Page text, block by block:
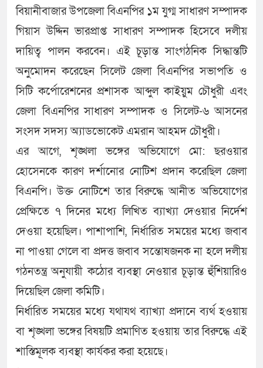
বিয়ানীবাজার উপজেলা বিএনপির ১ম যুগ্ম সাধারণ সম্পাদক
গিয়াস উদ্দিন ভারপ্রাপ্ত সাধারণ সম্পাদক হিসেবে দলীয়
দায়িত্ব পালন করবেন। এই চূড়ান্ত সাংগঠনিক সিদ্ধান্তটি
অনুমোদন করেছেন সিলেট জেলা বিএনপির সভাপতি ও
সিটি কর্পোরেশনের প্রশাসক আব্দুল কাইয়ুম চৌধুরী এবং
জেলা বিএনপির সাধারণ সম্পাদক ও সিলেট-৬ আসনের
সংসদ সদস্য অ্যাডভোকেট এমরান আহমদ চৌধুরী।
এর আগে, শৃঙ্খলা ভঙ্গের অভিযোগে মো: ছরওয়ার
হোসেনকে কারণ দর্শানোর নোটিশ প্রদান করেছিল জেলা
বিএনপি। উক্ত নোটিশে তার বিরুদ্ধে আনীত অভিযোগের
প্রেক্ষিতে ৭ দিনের মধ্যে লিখিত ব্যাখ্যা দেওয়ার নির্দেশ
দেওয়া হয়েছিল। পাশাপাশি, নির্ধারিত সময়ের মধ্যে জবাব
না পাওয়া গেলে বা প্রদত্ত জবাব সন্তোষজনক না হলে দলীয়
গঠনতন্ত্র অনুযায়ী কঠোর ব্যবস্থা নেওয়ার চূড়ান্ত হুঁশিয়ারিও
দিয়েছিল জেলা কমিটি।
নির্ধারিত সময়ের মধ্যে যথাযথ ব্যাখ্যা প্রদানে ব্যর্থ হওয়ায়
বা শৃঙ্খলা ভঙ্গের বিষয়টি প্রমাণিত হওয়ায় তার বিরুদ্ধে এই
শাস্তিমূলক ব্যবস্থা কার্যকর করা হয়েছে।